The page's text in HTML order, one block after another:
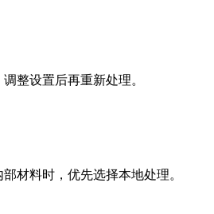
整设置后再重新处理。
材料时，优先选择本地处理。